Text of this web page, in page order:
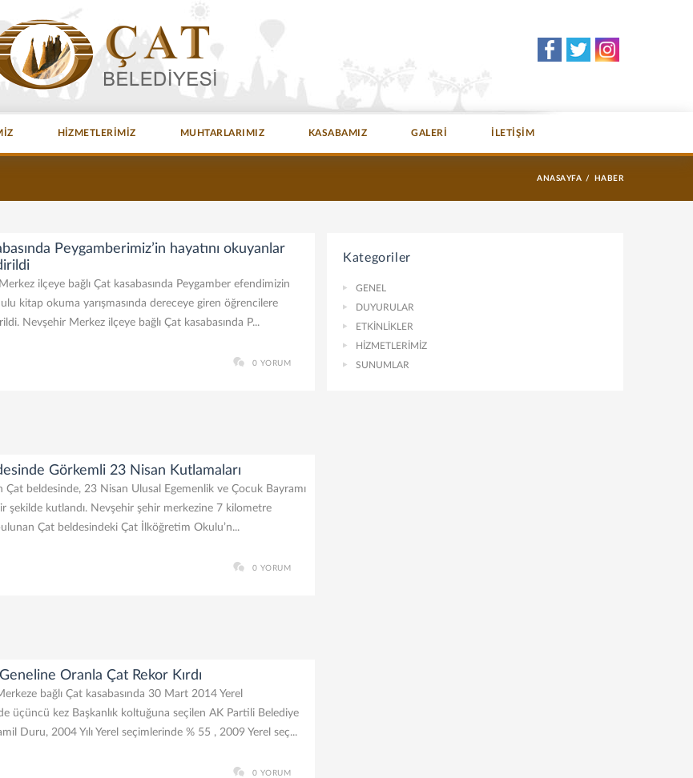
HİZMETLERİMİZ MUHTARLARIMIZ KASABAMIZ GALERİ İLETİŞİM
ANASAYFA HABER
Peygamberimiz’in hayatını okuyanlar
ilçeye bağlı Çat kasabasında Peygamber efendimizin
kitap okuma yarışmasında dereceye giren öğrencilere
Nevşehir Merkez ilçeye bağlı Çat kasabasında P...
0 YORUM
Görkemli 23 Nisan Kutlamaları
Çat beldesinde, 23 Nisan Ulusal Egemenlik ve Çocuk Bayramı
şekilde kutlandı. Nevşehir şehir merkezine 7 kilometre
Çat beldesindeki Çat İlköğretim Okulu’n...
0 YORUM
Oranla Çat Rekor Kırdı
bağlı Çat kasabasında 30 Mart 2014 Yerel
üçüncü kez Başkanlık koltuğuna seçilen AK Partili Belediye
Duru, 2004 Yılı Yerel seçimlerinde % 55 , 2009 Yerel seç...
0 YORUM
Kategoriler
GENEL
DUYURULAR
ETKİNLİKLER
HİZMETLERİMİZ
SUNUMLAR